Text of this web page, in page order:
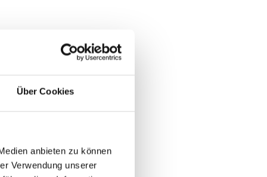
Über Cookies
anbieten zu können
Verwendung unserer